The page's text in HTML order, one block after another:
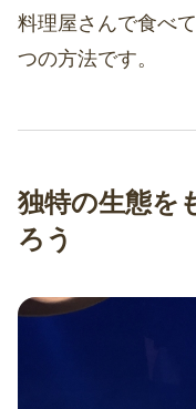
料理屋さんで食べ
つの方法です。
独特の生態を
ろう